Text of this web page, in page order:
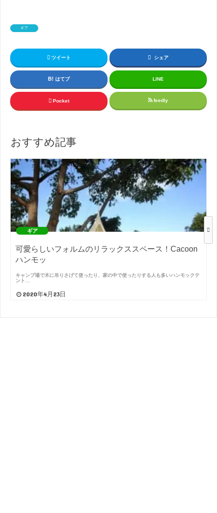
ギア
ツイート シェア
はてブ LINE
Pocket feedly
おすすめ記事
ギア
可愛らしいフォルムのリラックススペース！Cacoon
ハンモッ
キャンプ場で木に吊りさげて使ったり、家の中で使ったりする人も多いハンモックテ
ント…
2020年4月23日